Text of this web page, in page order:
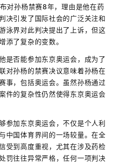
对孙杨禁赛8年，理由是他在药
决引发了国际社会的广泛关注和
泳界对此判决提出了上诉，但这
添了复杂的变数。
是否能参加东京奥运会，成为了
对孙杨的禁赛决议意味着孙杨在
事，包括奥运会。虽然孙杨通过
件的复杂性仍然使得东京奥运会
参加东京奥运会，不仅是个人利
中国体育界间的一场较量。在全
受到高度重视，尤其在涉及药检
罚往往异常严格，任何一项判决